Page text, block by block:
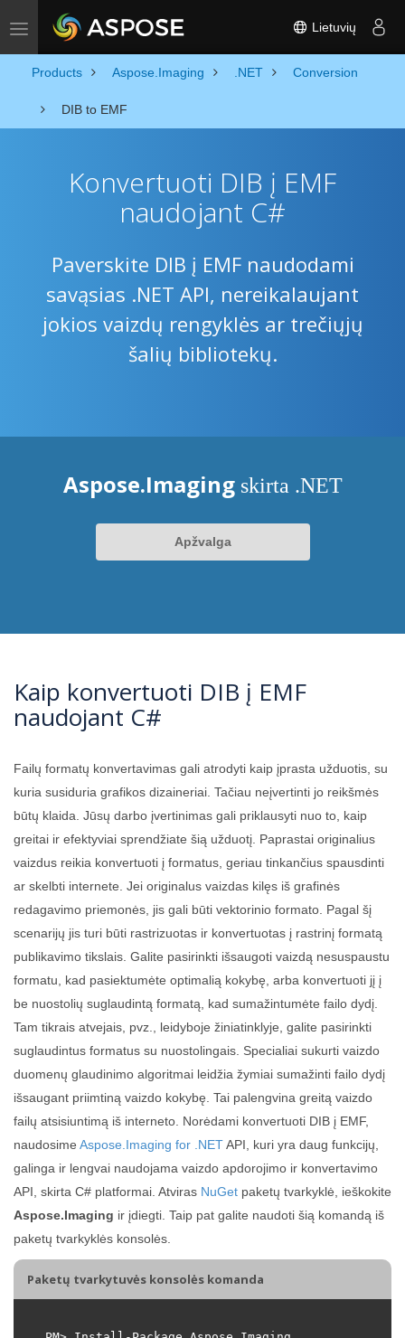
Toggle navigation Lietuvių
Products Aspose.Imaging .NET Conversion
DIB to EMF
Konvertuoti DIB į EMF
naudojant C#
Paverskite DIB į EMF naudodami
savąsias .NET API, nereikalaujant
jokios vaizdų rengyklės ar trečiųjų
šalių bibliotekų.
Aspose.Imaging skirta .NET
Apžvalga
Kaip konvertuoti DIB į EMF
naudojant C#
Failų formatų konvertavimas gali atrodyti kaip įprasta užduotis, su
kuria susiduria grafikos dizaineriai. Tačiau neįvertinti jo reikšmės
būtų klaida. Jūsų darbo įvertinimas gali priklausyti nuo to, kaip
greitai ir efektyviai sprendžiate šią užduotį. Paprastai originalius
vaizdus reikia konvertuoti į formatus, geriau tinkančius spausdinti
ar skelbti internete. Jei originalus vaizdas kilęs iš grafinės
redagavimo priemonės, jis gali būti vektorinio formato. Pagal šį
scenarijų jis turi būti rastrizuotas ir konvertuotas į rastrinį formatą
publikavimo tikslais. Galite pasirinkti išsaugoti vaizdą nesuspaustu
formatu, kad pasiektumėte optimalią kokybę, arba konvertuoti jį į
be nuostolių suglaudintą formatą, kad sumažintumėte failo dydį.
Tam tikrais atvejais, pvz., leidyboje žiniatinklyje, galite pasirinkti
suglaudintus formatus su nuostolingais. Specialiai sukurti vaizdo
duomenų glaudinimo algoritmai leidžia žymiai sumažinti failo dydį
išsaugant priimtiną vaizdo kokybę. Tai palengvina greitą vaizdo
failų atsisiuntimą iš interneto. Norėdami konvertuoti DIB į EMF,
naudosime Aspose.Imaging for .NETAPI, kuri yra daug funkcijų,
galinga ir lengvai naudojama vaizdo apdorojimo ir konvertavimo
API, skirta C# platformai. Atviras NuGet paketų tvarkyklė, ieškokite
Aspose.Imaging ir įdiegti. Taip pat galite naudoti šią komandą iš
paketų tvarkyklės konsolės.
Paketų tvarkytuvės konsolės komanda